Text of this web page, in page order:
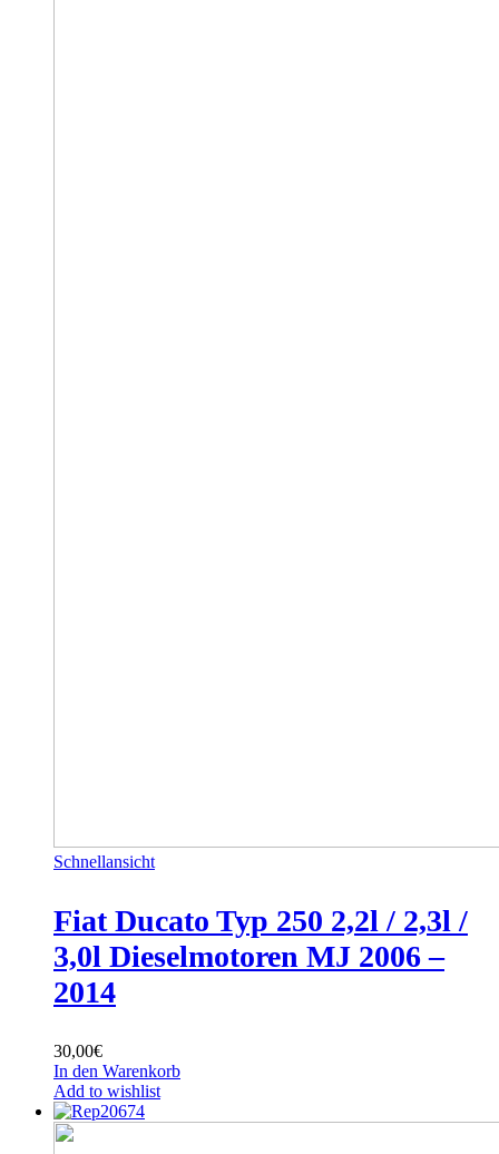
Schnellansicht
Fiat Ducato Typ 250 2,2l / 2,3l /
3,0l Dieselmotoren MJ 2006 –
2014
30,00€
In den Warenkorb
Add to wishlist